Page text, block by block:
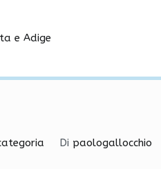
Di paologallocchio